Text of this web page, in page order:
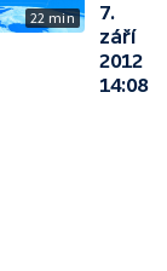
22 min
7.
září
2012
14:08